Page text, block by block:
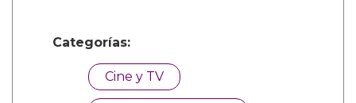
Categorías:
Cine y TV